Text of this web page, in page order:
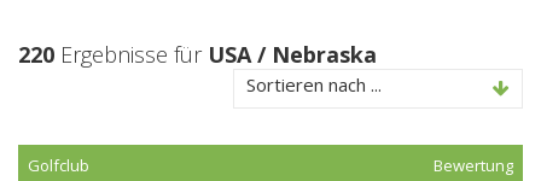
220 Ergebnisse für USA / Nebraska
Sortieren nach ...
Golfclub
Bewertung